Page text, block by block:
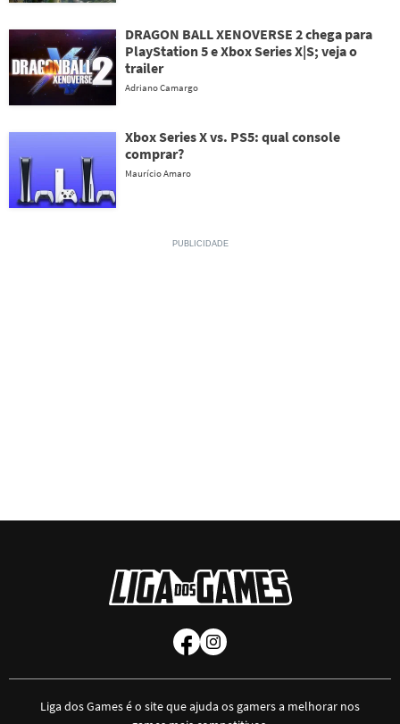
DRAGON BALL XENOVERSE 2 chega para
PlayStation 5 e Xbox Series X|S; veja o
trailer
Adriano Camargo
Xbox Series X vs. PS5: qual console
comprar?
Maurício Amaro
Liga dos Games é o site que ajuda os gamers a melhorar nos